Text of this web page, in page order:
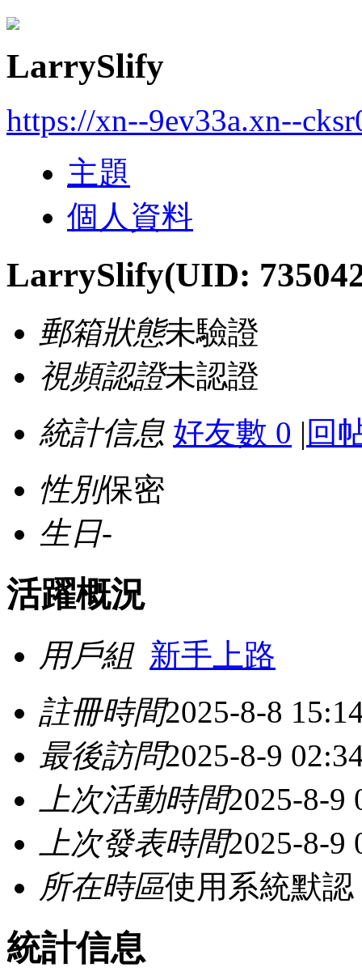
LarrySlify
https://xn--9ev33a.xn--
主題
個人資料
LarrySlify(UID:
郵箱狀態未驗證
視頻認證未認證
統計信息 好友數 0 | 回
性別保密
生日-
活躍概況
用戶組 新手上路
註冊時間2025-8-8
最後訪問2025-8-9
上次活動時間2025-8-9
上次發表時間2025-8-9
所在時區使用系統默認
統計信息